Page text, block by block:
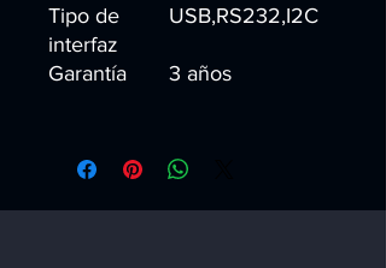
Tipo de
interfaz
USB,RS232,I2C
Garantía 3 años